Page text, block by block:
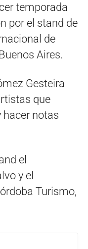
temporada
por el stand de
de
Aires.
Gesteira
que
hacer notas
el
y el
Turismo,